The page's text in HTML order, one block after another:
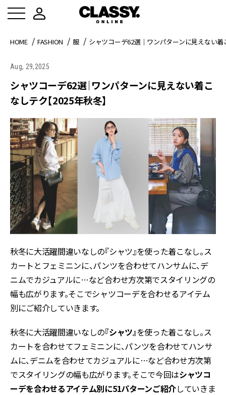
HOME FASHION 服 シャツコーデ62選｜ワンパターンに見えない
Aug, 29,2025
シャツコーデ62選｜ワンパターンに見えない着こ
なしテク【2025年秋冬】
秋冬に大活躍間違いなしの『シャツ』を使った着こなし。ス
カートとフェミニンに、パンツを合わせてハンサムに、デ
ニムでカジュアルに…など合わせ方次第でスタイリングの
幅も広がります。そこでシャツコーデを合わせるアイテム
別にご紹介していきます。
秋冬に大活躍間違いなしの『シャツ』を使った着こなし。ス
カートを合わせてフェミニンに、パンツを合わせてハンサ
ムに、デニムを合わせてカジュアルに…など合わせ方次第
でスタイリングの幅も広がります。そこで今回はシャツコ
ーデを合わせるアイテム別に51パターンご紹介していきま